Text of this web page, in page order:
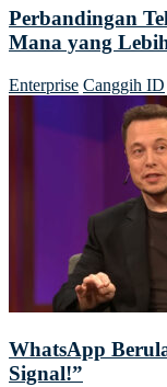
Perbandingan
Mana yang
Enterprise Canggih ID
WhatsApp
Signal!”